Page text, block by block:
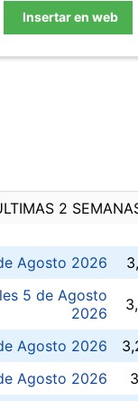
Insertar en web
2
Agosto 2026
5 de Agosto
2026
Agosto 2026
Agosto 2026